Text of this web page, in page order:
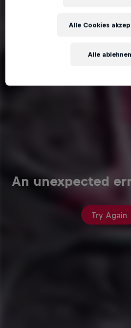
An unexpected
Try Again
Alle ablehnen
Alle Cookies